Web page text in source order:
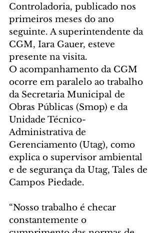
Controladoria, publicado nos
primeiros meses do ano
seguinte. A superintendente da
CGM, Iara Gauer, esteve
presente na visita.
O acompanhamento da CGM
ocorre em paralelo ao trabalho
da Secretaria Municipal de
Obras Públicas (Smop) e da
Unidade Técnico-
Administrativa de
Gerenciamento (Utag), como
explica o supervisor ambiental
e de segurança da Utag, Tales de
Campos Piedade.
“Nosso trabalho é checar
constantemente o